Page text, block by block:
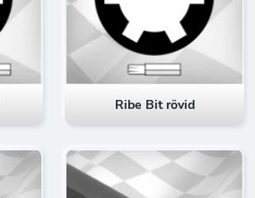
Ribe Bit rövid